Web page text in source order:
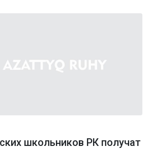
школьников РК получат